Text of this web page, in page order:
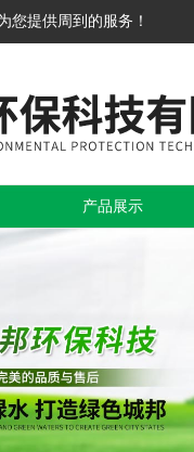
您提供周到的服务！
产品展示